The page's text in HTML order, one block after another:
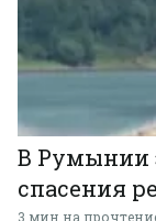
В Румынии
спасения
3 мин на